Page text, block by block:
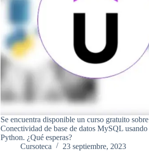
Se encuentra disponible un curso gratuito sobre
Conectividad de base de datos MySQL usando
Python. ¿Qué esperas?
Cursoteca
23 septiembre, 2023